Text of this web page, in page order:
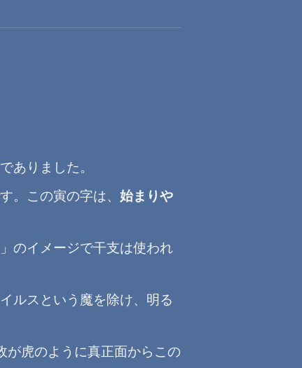
ありました。
。この寅の字は、 始まりや
のイメージで干支は使われ
ルスという魔を除け、明る
が虎のように真正面からこの